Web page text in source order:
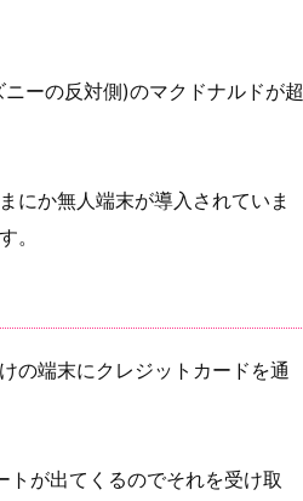
ーの反対側)のマクドナルドが超
にか無人端末が導入されていま
。
の端末にクレジットカードを通
が出てくるのでそれを受け取